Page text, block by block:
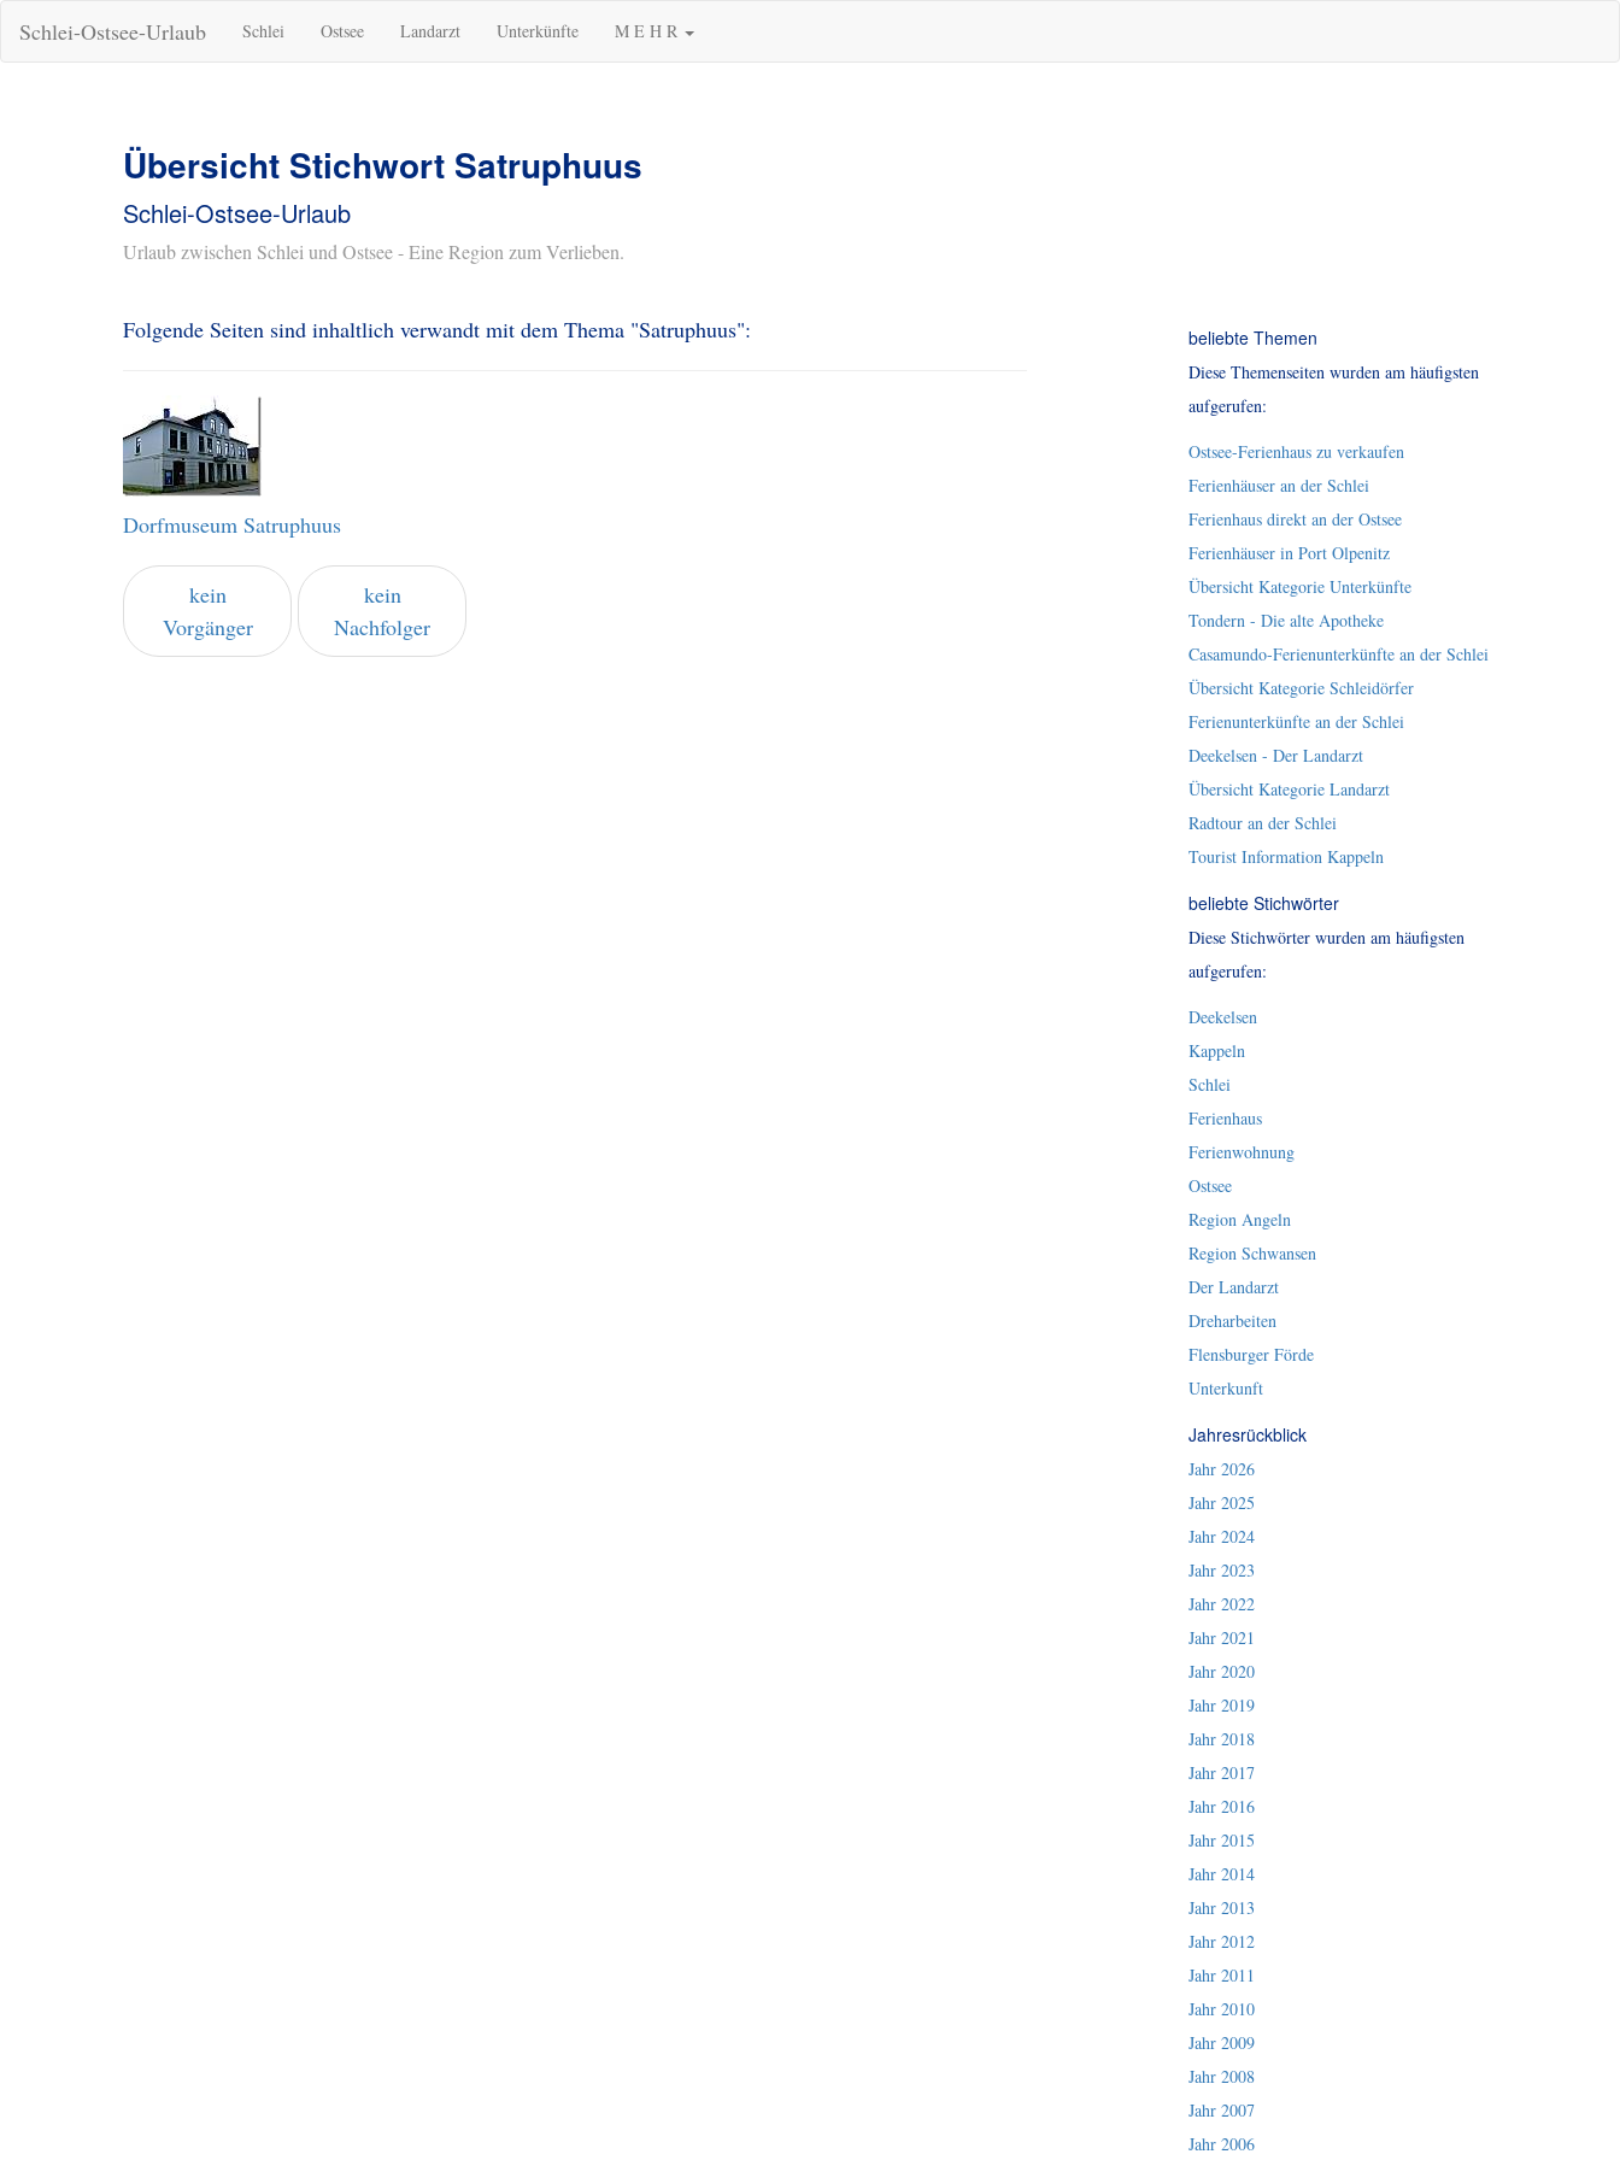
Schlei-Ostsee-Urlaub Schlei Ostsee Landarzt Unterkünfte M E H R
Übersicht Stichwort Satruphuus
Schlei-Ostsee-Urlaub
Urlaub zwischen Schlei und Ostsee - Eine Region zum Verlieben.
Folgende Seiten sind inhaltlich verwandt mit dem Thema "Satruphuus":
Dorfmuseum Satruphuus
kein
Vorgänger
kein
Nachfolger
beliebte Themen
Diese Themenseiten wurden am häufigsten
aufgerufen:
Ostsee-Ferienhaus zu verkaufen
Ferienhäuser an der Schlei
Ferienhaus direkt an der Ostsee
Ferienhäuser in Port Olpenitz
Übersicht Kategorie Unterkünfte
Tondern - Die alte Apotheke
Casamundo-Ferienunterkünfte an der Schlei
Übersicht Kategorie Schleidörfer
Ferienunterkünfte an der Schlei
Deekelsen - Der Landarzt
Übersicht Kategorie Landarzt
Radtour an der Schlei
Tourist Information Kappeln
beliebte Stichwörter
Diese Stichwörter wurden am häufigsten
aufgerufen:
Deekelsen
Kappeln
Schlei
Ferienhaus
Ferienwohnung
Ostsee
Region Angeln
Region Schwansen
Der Landarzt
Dreharbeiten
Flensburger Förde
Unterkunft
Jahresrückblick
Jahr 2026
Jahr 2025
Jahr 2024
Jahr 2023
Jahr 2022
Jahr 2021
Jahr 2020
Jahr 2019
Jahr 2018
Jahr 2017
Jahr 2016
Jahr 2015
Jahr 2014
Jahr 2013
Jahr 2012
Jahr 2011
Jahr 2010
Jahr 2009
Jahr 2008
Jahr 2007
Jahr 2006